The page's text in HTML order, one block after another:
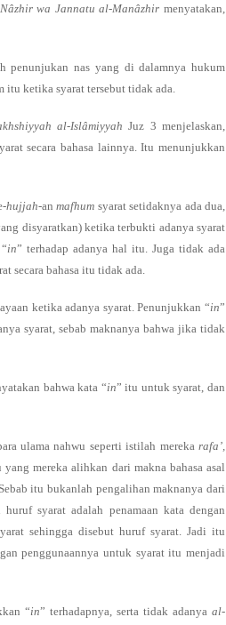
wa Jannatu al-Manâzhir menyatakan,
penunjukan nas yang di dalamnya hukum
itu ketika syarat tersebut tidak ada.
al-Islâmiyyah Juz 3 menjelaskan,
secara bahasa lainnya. Itu menunjukkan
hujjah-anmafhum syarat setidaknya ada dua,
disyaratkan) ketika terbukti adanya syarat
in” terhadap adanya hal itu. Juga tidak ada
secara bahasa itu tidak ada.
ketika adanya syarat. Penunjukkan “in”
syarat, sebab maknanya bahwa jika tidak
bahwa kata “in” itu untuk syarat, dan
ulama nahwu seperti istilah merekarafa’,
mereka alihkan dari makna bahasa asal
itu bukanlah pengalihan maknanya dari
syarat adalah penamaan kata dengan
sehingga disebut huruf syarat. Jadi itu
penggunaannya untuk syarat itu menjadi
“in” terhadapnya, serta tidak adanya al-